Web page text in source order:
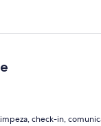
check-in,